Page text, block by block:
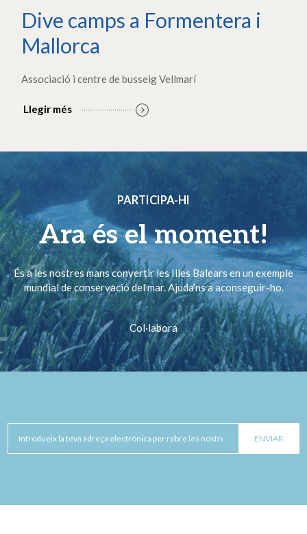
Dive camps a Formentera i
Mallorca
Associació i centre de busseig Vellmarí
Llegir més
PARTICIPA-HI
Ara és el moment!
És a les nostres mans convertir les Illes Balears en un exemple
mundial de conservació del mar. Ajuda’ns a aconseguir-ho.
Col·labora